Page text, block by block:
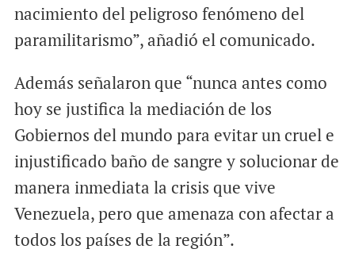
nacimiento del peligroso fenómeno del
paramilitarismo”, añadió el comunicado.
Además señalaron que “nunca antes como
hoy se justifica la mediación de los
Gobiernos del mundo para evitar un cruel e
injustificado baño de sangre y solucionar de
manera inmediata la crisis que vive
Venezuela, pero que amenaza con afectar a
todos los países de la región”.